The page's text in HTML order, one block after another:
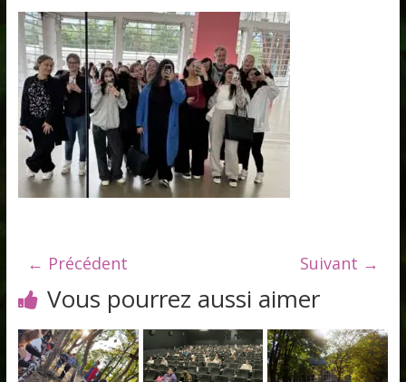
← Précédent Suivant →
Vous pourrez aussi aimer